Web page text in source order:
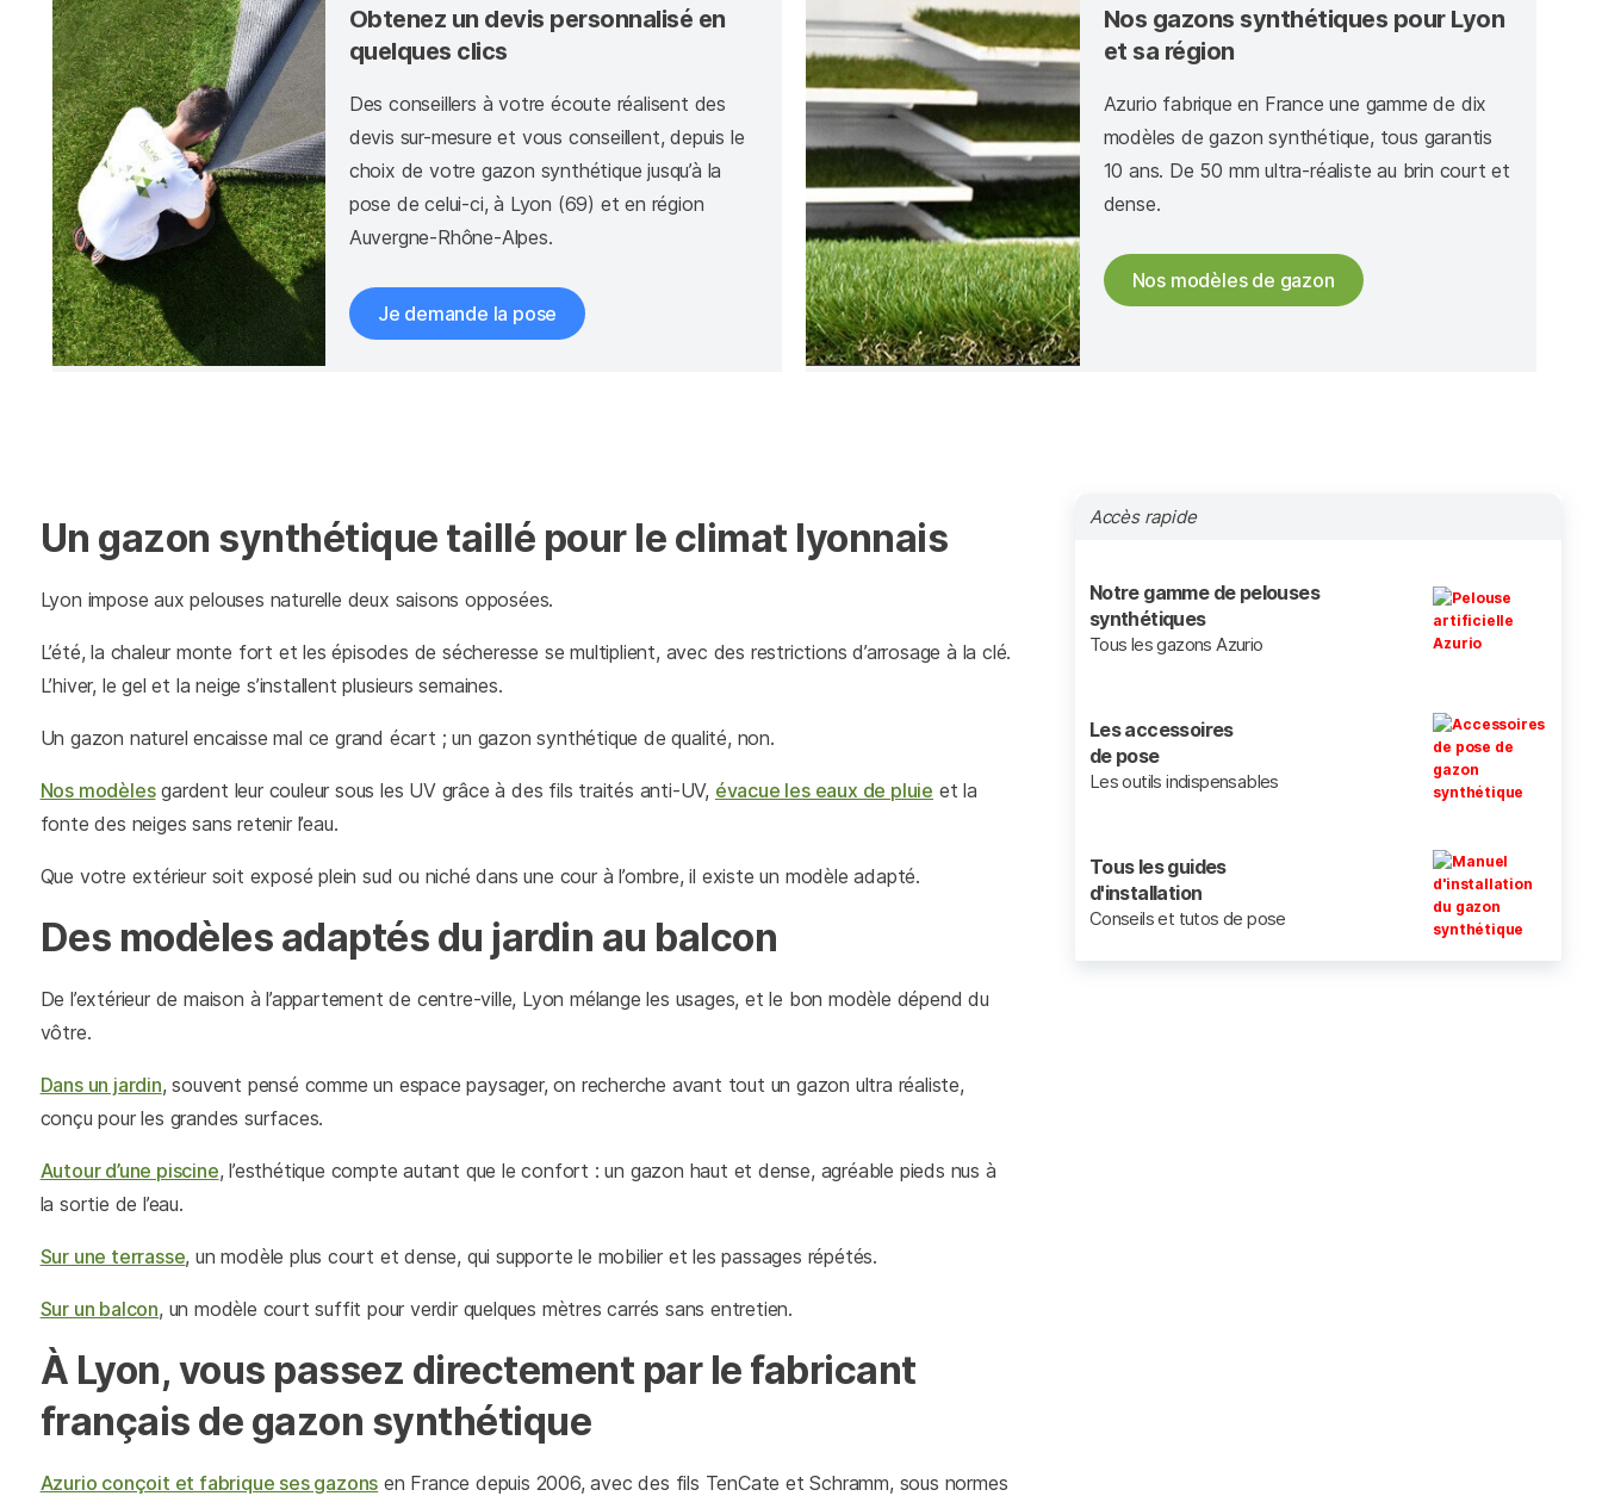
Obtenez un devis personnalisé en
quelques clics
Des conseillers à votre écoute réalisent des
devis sur-mesure et vous conseillent, depuis le
choix de votre gazon synthétique jusqu’à la
pose de celui-ci, à Lyon (69) et en région
Auvergne-Rhône-Alpes.
Je demande la pose
Nos gazons synthétiques pour Lyon
et sa région
Azurio fabrique en France une gamme de dix
modèles de gazon synthétique, tous garantis
10 ans. De 50 mm ultra-réaliste au brin court et
dense.
Nos modèles de gazon
Un gazon synthétique taillé pour le climat lyonnais
Lyon impose aux pelouses naturelle deux saisons opposées.
L’été, la chaleur monte fort et les épisodes de sécheresse se multiplient, avec des restrictions d’arrosage à la clé.
L’hiver, le gel et la neige s’installent plusieurs semaines.
Un gazon naturel encaisse mal ce grand écart ; un gazon synthétique de qualité, non.
Nos modèlesgardent leur couleur sous les UV grâce à des fils traités anti-UV, évacue les eaux de pluie et la
fonte des neiges sans retenir l’eau.
Que votre extérieur soit exposé plein sud ou niché dans une cour à l’ombre, il existe un modèle adapté.
Des modèles adaptés du jardin au balcon
De l’extérieur de maison à l’appartement de centre-ville, Lyon mélange les usages, et le bon modèle dépend du
vôtre.
Dans un jardin, souvent pensé comme un espace paysager, on recherche avant tout un gazon ultra réaliste,
conçu pour les grandes surfaces.
Autour d’une piscine, l’esthétique compte autant que le confort : un gazon haut et dense, agréable pieds nus à
la sortie de l’eau.
Sur une terrasse, un modèle plus court et dense, qui supporte le mobilier et les passages répétés.
Sur un balcon, un modèle court suffit pour verdir quelques mètres carrés sans entretien.
À Lyon, vous passez directement par le fabricant
français de gazon synthétique
Azurio conçoit et fabrique ses gazons en France depuis 2006, avec des fils TenCate et Schramm, sous normes
Accès rapide
Notre gamme de pelouses
synthétiques
Tous les gazons Azurio
Les accessoires
de pose
Les outils indispensables
Tous les guides
d'installation
Conseils et tutos de pose